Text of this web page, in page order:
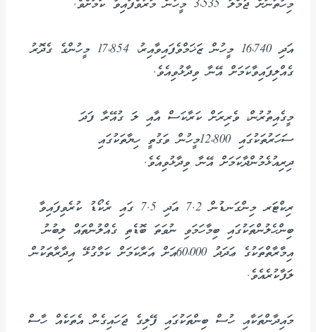
މިހާތަނަށް ޖުމްލަ 3،535 މީހުން މަރުވެފައިވާ ކަމަށެވެ.
އަދި 16،740 މީހުން ޒަޚަމްވެފައިވާއިރު، 17،854 މީހުންގެ ގެދޮރު
ގެއްލިފައިވާކަމަށް އޭނާ ވިދާޅުވިއެވެ.
މީގެއިތުރުން، ވެރިރަށް ކަރާކަސް އާއި ލަ ގުއޭރާ ފަދަ
ސަހަރުތަކުގައި 12،800މީހުން ވަގުތީ ހިޔާތަކުގައި
ދިރިއުޅެމުންދާކަމަށް އޭނާ ވިދާޅުވިއެވެ.
ރިކްޓަރ މިންގަނޑުން 7.2 އަދި 7.5 ގައި ރެކޯޑު ކުރެވިފައިވާ
ބިންހެލުންތަކުގައި ބިމާހަމަވި ނުވަތަ ބޮޑެތި ގެއްލުންތައް ލިބުނު
އިމާރާތްތަކުގެ ޢަދަދު 60،000އަށް އަރާކަމަށް ކަމާގުޅޭ އިދާރާތަކުން
ލަފާކުރެއެވެ.
މައިދާންތަކާއި ހުސް ބިންތަކުގައި ފޭލިގެ ޖަހައިގެން އެތަކެއް ހާސް